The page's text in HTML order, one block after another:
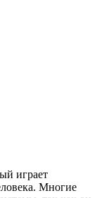
играет
Многие